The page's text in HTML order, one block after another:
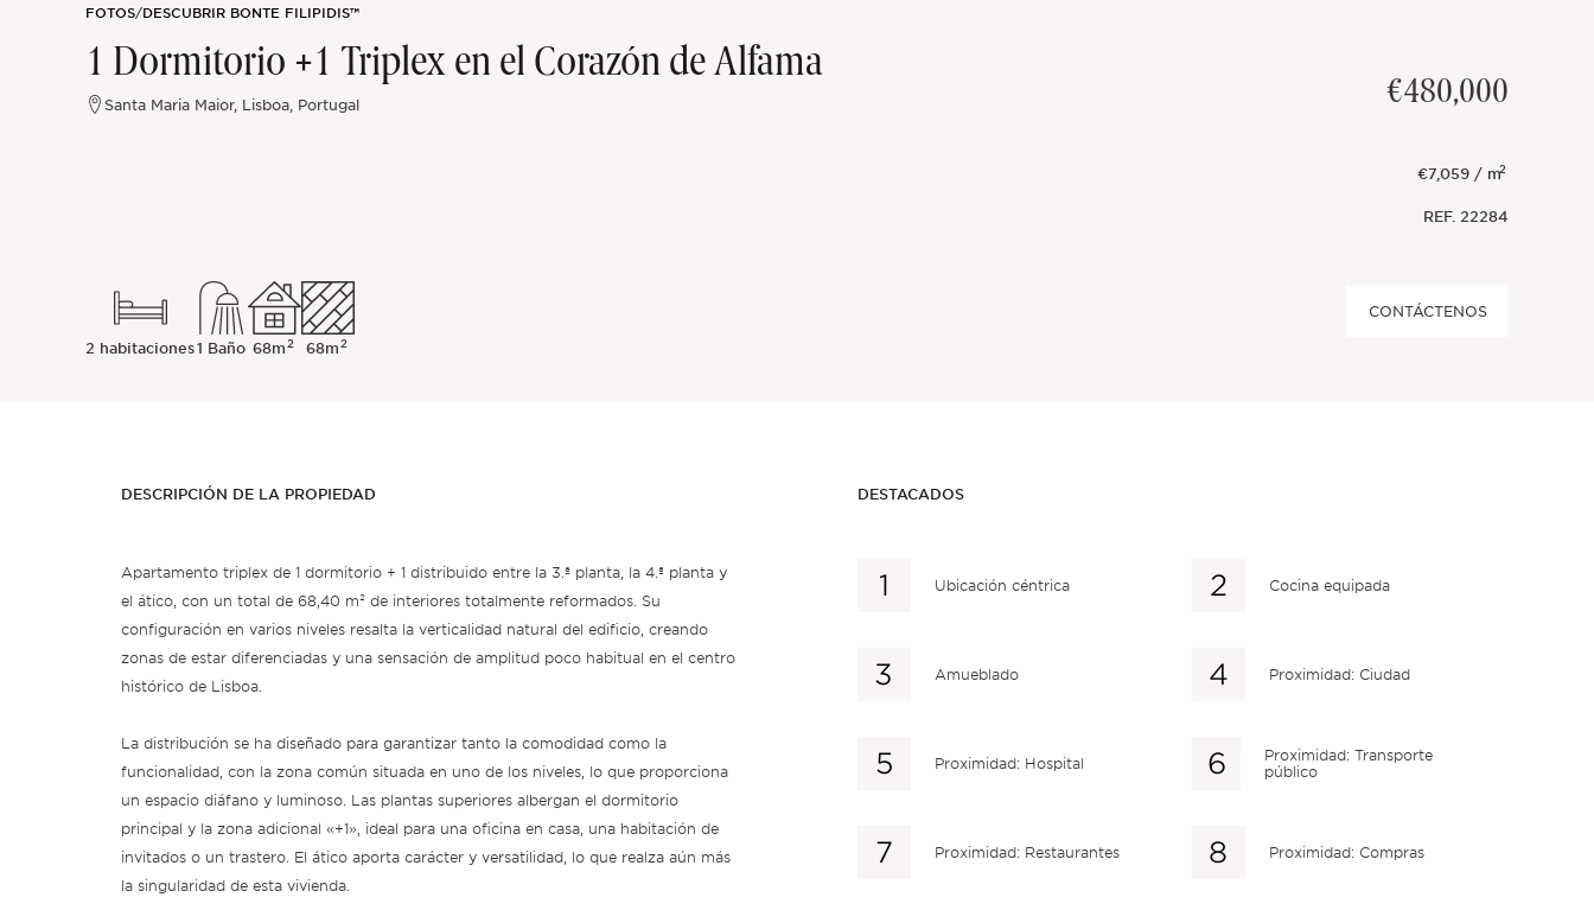
FOTOS/DESCUBRIR BONTE FILIPIDIS™
1 Dormitorio +1 Triplex en el Corazón de Alfama
Santa Maria Maior, Lisboa, Portugal €480,000
€7,059 / m2
REF. 22284
2 habitaciones1 Baño 68m2 68m2
CONTÁCTENOS
DESCRIPCIÓN DE LA PROPIEDAD
Apartamento triplex de 1 dormitorio + 1 distribuido entre la 3.ª planta, la 4.ª planta y
el ático, con un total de 68,40 m² de interiores totalmente reformados. Su
configuración en varios niveles resalta la verticalidad natural del edificio, creando
zonas de estar diferenciadas y una sensación de amplitud poco habitual en el centro
histórico de Lisboa.
La distribución se ha diseñado para garantizar tanto la comodidad como la
funcionalidad, con la zona común situada en uno de los niveles, lo que proporciona
un espacio diáfano y luminoso. Las plantas superiores albergan el dormitorio
principal y la zona adicional «+1», ideal para una oficina en casa, una habitación de
invitados o un trastero. El ático aporta carácter y versatilidad, lo que realza aún más
la singularidad de esta vivienda.
DESTACADOS
Ubicación céntrica Cocina equipada
Amueblado Proximidad: Ciudad
Proximidad: Hospital
Proximidad: Transporte
público
Proximidad: Restaurantes Proximidad: Compras
Fuera del mercado